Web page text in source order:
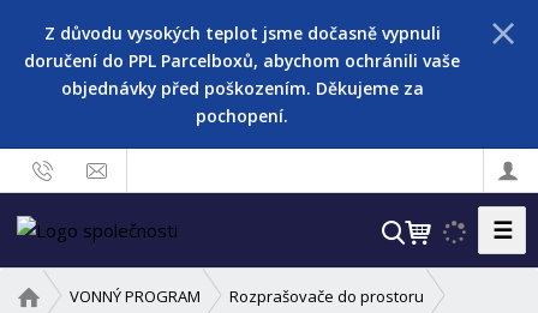
Z důvodu vysokých teplot jsme dočasně vypnuli
doručení do PPL Parcelboxů, abychom ochránili vaše
objednávky před poškozením. Děkujeme za
pochopení.
V
h
☰
VONNÝ PROGRAM Rozprašovače do prostoru